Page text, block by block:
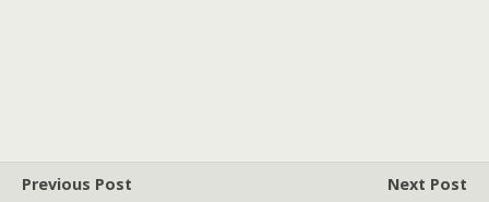
Previous Post
Next Post